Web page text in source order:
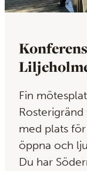
Fin
med plats
öppna och
Du har